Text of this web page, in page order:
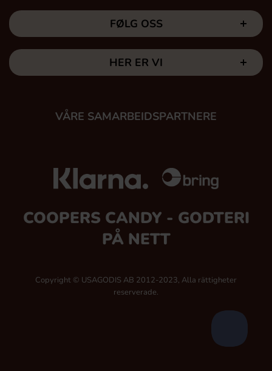
FØLG OSS
HER ER VI
VÅRE SAMARBEIDSPARTNERE
COOPERS CANDY - GODTERI
PÅ NETT
Copyright © USAGODIS AB 2012-2023, Alla rättigheter
reserverade.